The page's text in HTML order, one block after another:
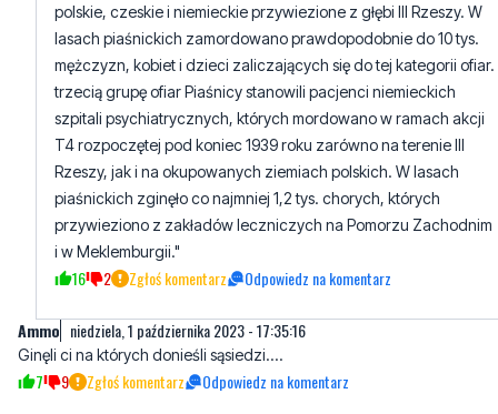
polskie, czeskie i niemieckie przywiezione z głębi III Rzeszy. W
lasach piaśnickich zamordowano prawdopodobnie do 10 tys.
mężczyzn, kobiet i dzieci zaliczających się do tej kategorii ofiar.
trzecią grupę ofiar Piaśnicy stanowili pacjenci niemieckich
szpitali psychiatrycznych, których mordowano w ramach akcji
T4 rozpoczętej pod koniec 1939 roku zarówno na terenie III
Rzeszy, jak i na okupowanych ziemiach polskich. W lasach
piaśnickich zginęło co najmniej 1,2 tys. chorych, których
przywieziono z zakładów leczniczych na Pomorzu Zachodnim
i w Meklemburgii."
16 2 Zgłoś komentarz Odpowiedz na komentarz
Ammo niedziela, 1 października 2023 - 17:35:16
Ginęli ci na których donieśli sąsiedzi....
7 9 Zgłoś komentarz Odpowiedz na komentarz